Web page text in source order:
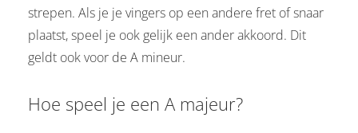
strepen. Als je je vingers op een andere fret of snaar
plaatst, speel je ook gelijk een ander akkoord. Dit
geldt ook voor de A mineur.
Hoe speel je een A majeur?